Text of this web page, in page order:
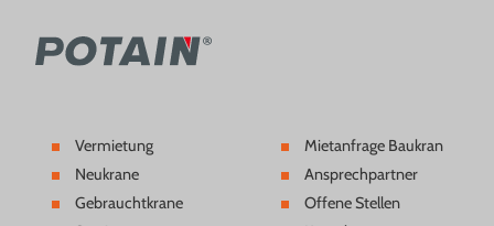
Vermietung
Neukrane
Gebrauchtkrane
Mietanfrage Baukran
Ansprechpartner
Offene Stellen